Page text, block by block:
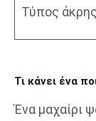
Τύπος άκρης
Τι κάνει ένα
Ένα μαχαίρι